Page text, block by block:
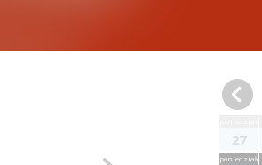
27
poniedziałek